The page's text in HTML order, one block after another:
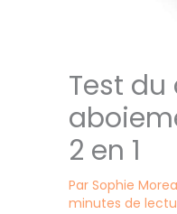
Test
2 en 1
Par Sophie
minutes de